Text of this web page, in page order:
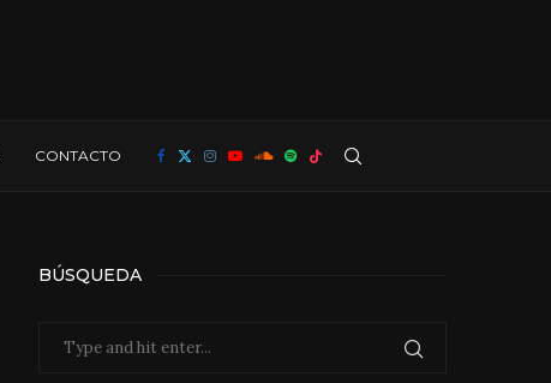
CONTACTO
BÚSQUEDA